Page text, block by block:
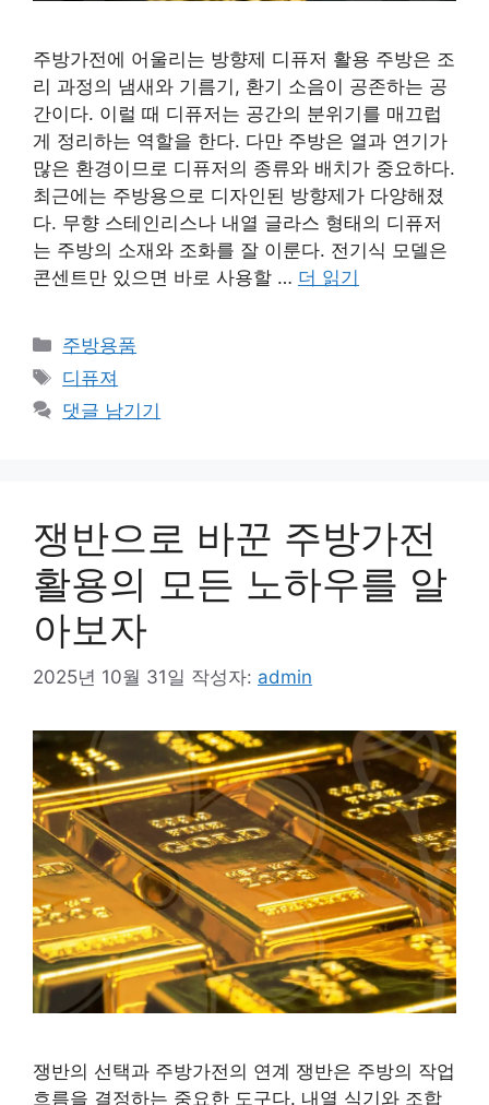
주방가전에 어울리는 방향제 디퓨저 활용 주방은 조
리 과정의 냄새와 기름기, 환기 소음이 공존하는 공
간이다. 이럴 때 디퓨저는 공간의 분위기를 매끄럽
게 정리하는 역할을 한다. 다만 주방은 열과 연기가
많은 환경이므로 디퓨저의 종류와 배치가 중요하다.
최근에는 주방용으로 디자인된 방향제가 다양해졌
다. 무향 스테인리스나 내열 글라스 형태의 디퓨저
는 주방의 소재와 조화를 잘 이룬다. 전기식 모델은
콘센트만 있으면 바로 사용할 … 더 읽기
카
테
고
리
주방용품
태
그
디퓨져
댓글 남기기
쟁반으로 바꾼 주방가전
활용의 모든 노하우를 알
아보자
2025년 10월 31일 작성자: admin
쟁반의 선택과 주방가전의 연계 쟁반은 주방의 작업
흐름을 결정하는 중요한 도구다. 내열 식기와 조합